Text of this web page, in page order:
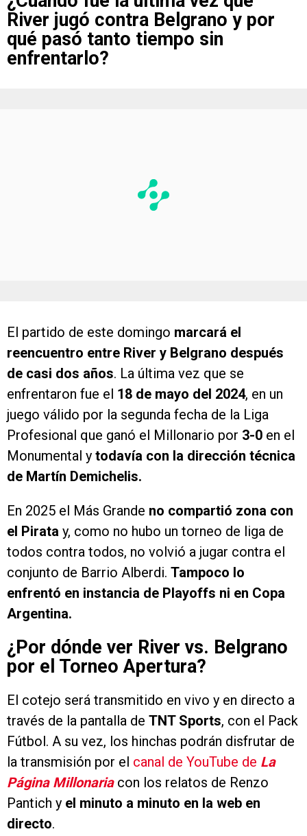
River jugó contra Belgrano y por
qué pasó tanto tiempo sin
enfrentarlo?
El partido de este domingo marcará el
reencuentro entre River y Belgrano después
de casi dos años. La última vez que se
enfrentaron fue el 18 de mayo del 2024, en un
juego válido por la segunda fecha de la Liga
Profesional que ganó el Millonario por 3-0 en el
Monumental y todavía con la dirección técnica
de Martín Demichelis.
En 2025 el Más Grande no compartió zona con
el Pirata y, como no hubo un torneo de liga de
todos contra todos, no volvió a jugar contra el
conjunto de Barrio Alberdi. Tampoco lo
enfrentó en instancia de Playoffs ni en Copa
Argentina.
¿Por dónde ver River vs. Belgrano
por el Torneo Apertura?
El cotejo será transmitido en vivo y en directo a
través de la pantalla de TNT Sports, con el Pack
Fútbol. A su vez, los hinchas podrán disfrutar de
la transmisión por el canal de YouTube de La
Página Millonariacon los relatos de Renzo
Pantich y el minuto a minuto en la web en
directo.